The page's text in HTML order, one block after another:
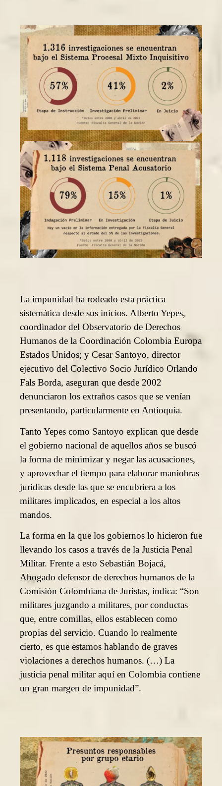
La impunidad ha rodeado esta práctica
sistemática desde sus inicios. Alberto Yepes,
coordinador del Observatorio de Derechos
Humanos de la Coordinación Colombia Europa
Estados Unidos; y Cesar Santoyo, director
ejecutivo del Colectivo Socio Jurídico Orlando
Fals Borda, aseguran que desde 2002
denunciaron los extraños casos que se venían
presentando, particularmente en Antioquia.
Tanto Yepes como Santoyo explican que desde
el gobierno nacional de aquellos años se buscó
la forma de minimizar y negar las acusaciones,
y aprovechar el tiempo para elaborar maniobras
jurídicas desde las que se encubriera a los
militares implicados, en especial a los altos
mandos.
La forma en la que los gobiernos lo hicieron fue
llevando los casos a través de la Justicia Penal
Militar. Frente a esto Sebastián Bojacá,
Abogado defensor de derechos humanos de la
Comisión Colombiana de Juristas, indica: “Son
militares juzgando a militares, por conductas
que, entre comillas, ellos establecen como
propias del servicio. Cuando lo realmente
cierto, es que estamos hablando de graves
violaciones a derechos humanos. (…) La
justicia penal militar aquí en Colombia contiene
un gran margen de impunidad”.